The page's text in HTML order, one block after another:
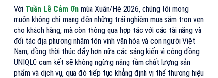
Với Tuần Lễ Cảm Ơn mùa Xuân/Hè 2026, chúng tôi mong
muốn không chỉ mang đến những trải nghiệm mua sắm trọn vẹn
cho khách hàng, mà còn thông qua hợp tác với các tài năng và
đối tác địa phương nhằm tôn vinh văn hóa và con người Việt
Nam, đồng thời thúc đẩy hơn nữa các sáng kiến vì cộng đồng.
UNIQLO cam kết sẽ không ngừng nâng tầm chất lượng sản
phẩm và dịch vụ, qua đó tiếp tục khẳng định vị thế thương hiệu